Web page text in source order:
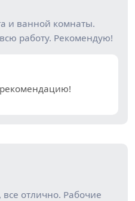
и ванной комнаты.
работу. Рекомендую!
отлично. Рабочие